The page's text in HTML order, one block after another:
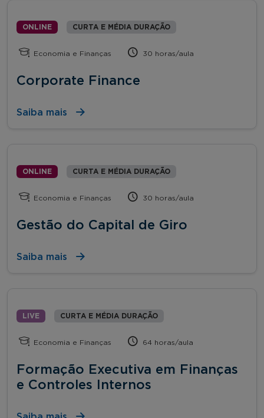
ONLINE CURTA E MÉDIA DURAÇÃO
Economia e Finanças 30 horas/aula
Corporate Finance
Saiba mais
ONLINE CURTA E MÉDIA DURAÇÃO
Economia e Finanças 30 horas/aula
Gestão do Capital de Giro
Saiba mais
LIVE CURTA E MÉDIA DURAÇÃO
Economia e Finanças 64 horas/aula
Formação Executiva em Finanças
e Controles Internos